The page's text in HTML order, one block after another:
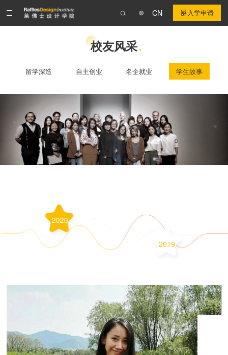
CN 入学申请
校友风采
留学深造 自主创业 名企就业 学生故事
2020
2019